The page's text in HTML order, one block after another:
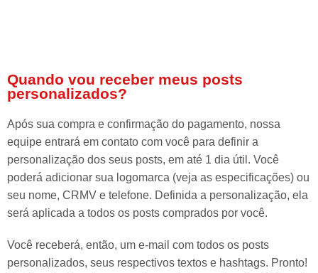
Quando vou receber meus posts
personalizados?
Após sua compra e confirmação do pagamento, nossa
equipe entrará em contato com você para definir a
personalização dos seus posts, em até 1 dia útil. Você
poderá adicionar sua logomarca (veja as especificações) ou
seu nome, CRMV e telefone. Definida a personalização, ela
será aplicada a todos os posts comprados por você.
Você receberá, então, um e-mail com todos os posts
personalizados, seus respectivos textos e hashtags. Pronto!